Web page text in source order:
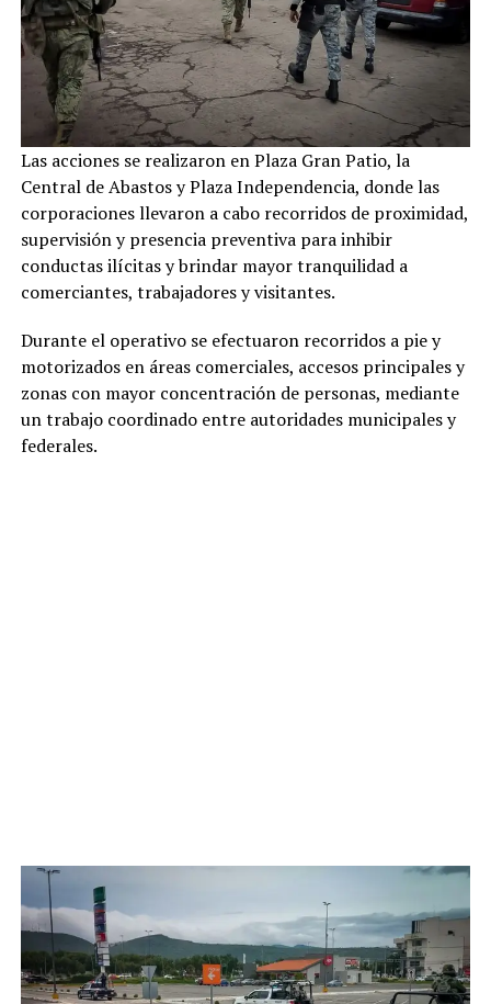
Las acciones se realizaron en Plaza Gran Patio, la
Central de Abastos y Plaza Independencia, donde las
corporaciones llevaron a cabo recorridos de proximidad,
supervisión y presencia preventiva para inhibir
conductas ilícitas y brindar mayor tranquilidad a
comerciantes, trabajadores y visitantes.
Durante el operativo se efectuaron recorridos a pie y
motorizados en áreas comerciales, accesos principales y
zonas con mayor concentración de personas, mediante
un trabajo coordinado entre autoridades municipales y
federales.